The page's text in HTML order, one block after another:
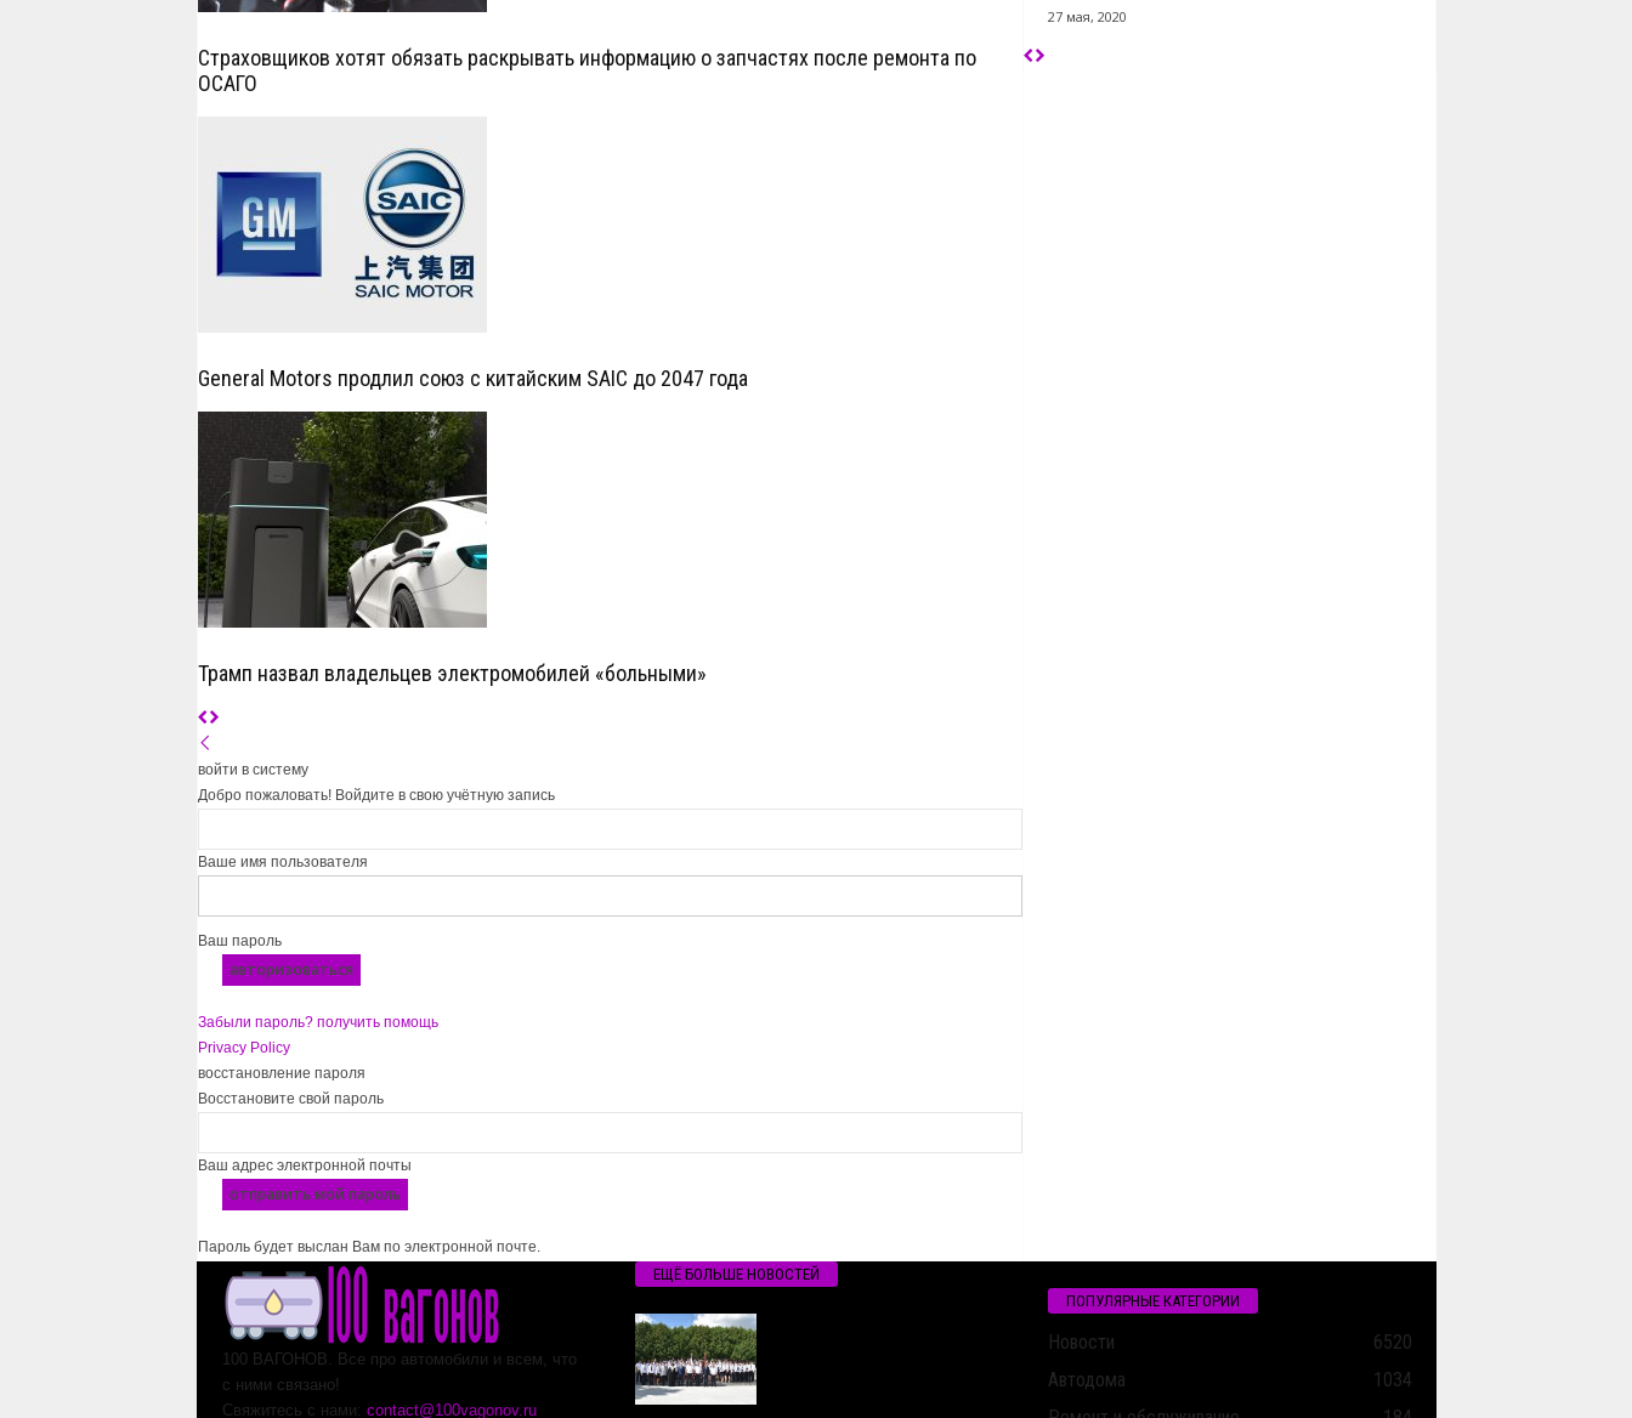
Страховщиков хотят обязать раскрывать информацию о запчастях после ремонта по
ОСАГО
General Motors продлил союз с китайским SAIC до 2047 года
Трамп назвал владельцев электромобилей «больными»
войти в систему
Добро пожаловать! Войдите в свою учётную запись
Ваше имя пользователя
Ваш пароль
Забыли пароль? получить помощь
Privacy Policy
восстановление пароля
Восстановите свой пароль
Ваш адрес электронной почты
Пароль будет выслан Вам по электронной почте.
27 мая, 2020
100 ВАГОНОВ. Все про автомобили и всем, что
с ними связано!
Свяжитесь с нами: contact@100vagonov.ru
ЕЩЁ БОЛЬШЕ НОВОСТЕЙ
ПОПУЛЯРНЫЕ КАТЕГОРИИ
Новости
6520
Автодома
1034